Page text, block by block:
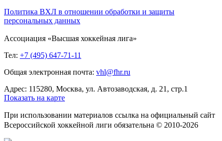
Политика ВХЛ в отношении обработки и защиты
персональных данных
Ассоциация «Высшая хоккейная лига»
Тел: +7 (495) 647-71-11
Общая электронная почта: vhl@fhr.ru
Адрес: 115280, Москва, ул. Автозаводская, д. 21, стр.1
Показать на карте
При использовании материалов ссылка на официальный сайт
Всероссийской хоккейной лиги обязательна © 2010-2026